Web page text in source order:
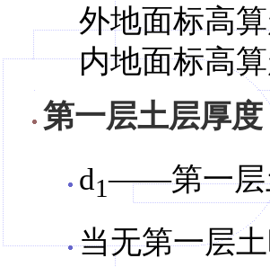
外地面标高
内地面标高算
第一层土层厚度
d1——第一层
当无第一层